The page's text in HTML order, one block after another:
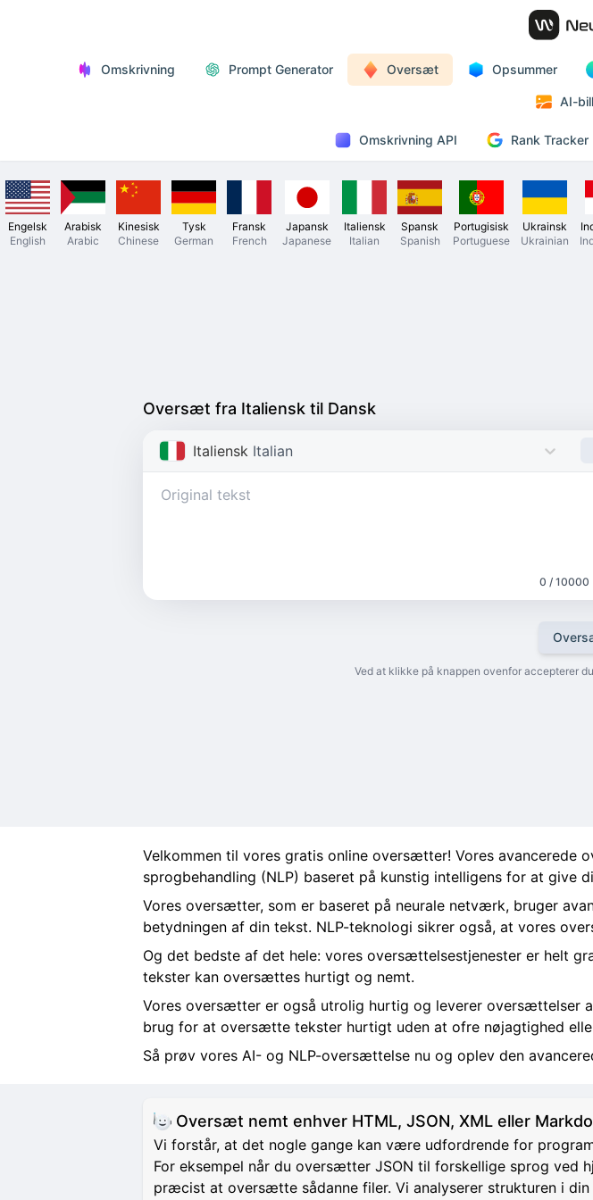
Omskrivning Prompt Generator Oversæt Opsummer
AI-
Omskrivning API Rank Tracker
Engelsk
English
Arabisk
Arabic
Kinesisk
Chinese
Tysk
German
Fransk
French
Japansk
Japanese
Italiensk
Italian
Spansk
Spanish
Portugisisk
Portuguese
Ukrainsk
Ukrainian
Oversæt fra Italiensk til Dansk
Italiensk Italian
0 / 10000
Ved at klikke på knappen ovenfor accepterer
Velkommen til vores gratis online oversætter! Vores
sprogbehandling (NLP) baseret på kunstig intelligens for at
Vores oversætter, som er baseret på neurale netværk, bruger
betydningen af din tekst. NLP-teknologi sikrer også, at vores
Og det bedste af det hele: vores oversættelsestjenester er helt
tekster kan oversættes hurtigt og nemt.
Vores oversætter er også utrolig hurtig og leverer oversættelser
brug for at oversætte tekster hurtigt uden at ofre nøjagtighed
Så prøv vores AI- og NLP-oversættelse nu og oplev den
Oversæt nemt enhver HTML, JSON, XML eller
Vi forstår, at det nogle gange kan være udfordrende for
For eksempel når du oversætter JSON til forskellige sprog
præcist at oversætte sådanne filer. Vi analyserer strukturen i